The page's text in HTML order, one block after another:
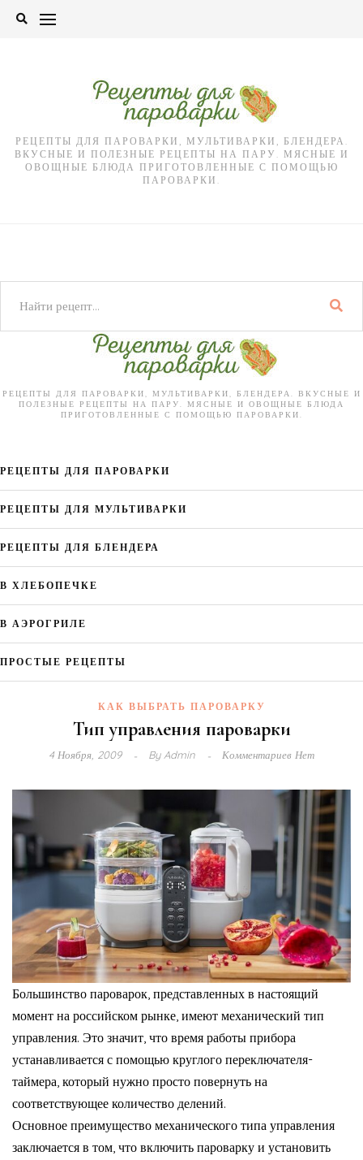
Skip
РЕЦЕПТЫ ДЛЯ ПАРОВАРКИ, МУЛЬТИВАРКИ, БЛЕНДЕРА.
ВКУСНЫЕ И ПОЛЕЗНЫЕ РЕЦЕПТЫ НА ПАРУ. МЯСНЫЕ И
ОВОЩНЫЕ БЛЮДА ПРИГОТОВЛЕННЫЕ С ПОМОЩЬЮ
ПАРОВАРКИ.
РЕЦЕПТЫ ДЛЯ ПАРОВАРКИ, МУЛЬТИВАРКИ, БЛЕНДЕРА. ВКУСНЫЕ И
ПОЛЕЗНЫЕ РЕЦЕПТЫ НА ПАРУ. МЯСНЫЕ И ОВОЩНЫЕ БЛЮДА
ПРИГОТОВЛЕННЫЕ С ПОМОЩЬЮ ПАРОВАРКИ.
РЕЦЕПТЫ ДЛЯ ПАРОВАРКИ
РЕЦЕПТЫ ДЛЯ МУЛЬТИВАРКИ
РЕЦЕПТЫ ДЛЯ БЛЕНДЕРА
В ХЛЕБОПЕЧКЕ
В АЭРОГРИЛЕ
ПРОСТЫЕ РЕЦЕПТЫ
КАК ВЫБРАТЬ ПАРОВАРКУ
Тип управления пароварки
4 Ноября, 2009 ByAdmin Комментариев Нет
Большинство пароварок, представленных в настоящий
момент на российском рынке, имеют механический тип
управления. Это значит, что время работы прибора
устанавливается с помощью круглого переключателя-
таймера, который нужно просто повернуть на
соответствующее количество делений.
Основное преимущество механического типа управления
заключается в том, что включить пароварку и установить